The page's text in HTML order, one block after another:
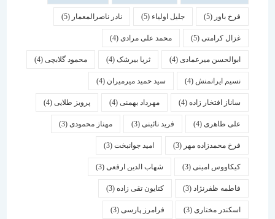
فرخ باور(5) جلیل اولیاء(5) نادر ناصرالمعمار (5)
غزال کرامتی(5) محمد علی مرادی(4)
ابوالحسن میرعمادی(4) ثریا بیرشک(4) محمود گلابچی(4)
نسیم ایرانمنش(4) سید حمید میرمیران(4)
ساناز افتخار زاده(4) مهرداد بهمنی (4) پرویز طلایی(4)
علی طاهری(4) فرید نائینی(3) مهناز محمودی(3)
فرخ محمدزاده مهر(3) امید جوانبخت(3)
کیکاووس امینی(3) شهاب الدین ارفعی(3)
فاطمه ظفرنژاد(3) کتایون تقی زاده(3)
اسكندر مختاری (3) فرامرز پارسی(3)